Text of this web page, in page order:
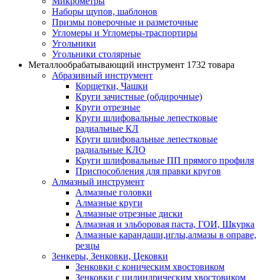
Наборы щупов, шаблонов
Призмы поверочные и разметочные
Угломеры и Угломеры-траспортиры
Угольники
Угольники столярные
Металлообрабатывающий инструмент 1732 товара
Абразивный инструмент
Корщетки, Чашки
Круги зачистные (обдирочные)
Круги отрезные
Круги шлифовальные лепестковые
радиальные КЛ
Круги шлифовальные лепестковые
радиальные КЛО
Круги шлифовальные ПП прямого профиля
Приспособления для правки кругов
Алмазный инструмент
Алмазные головки
Алмазные круги
Алмазные отрезные диски
Алмазная и эльборовая паста, ГОИ, Шкурка
Алмазные карандаши,иглы,алмазы в оправе,
резцы
Зенкеры, Зенковки, Цековки
Зенковки с коническим хвостовиком
Зенковки с цилиндрическим хвостовиком